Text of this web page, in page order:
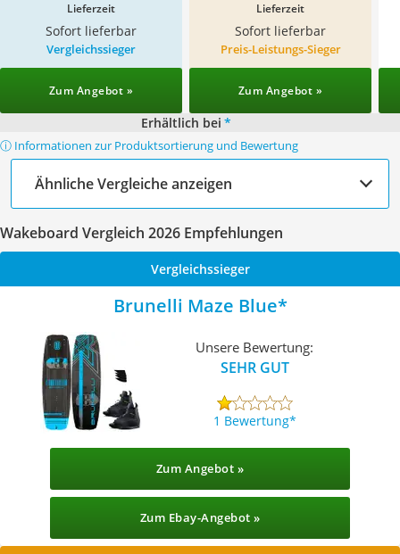
Lieferzeit
Sofort lieferbar
Lieferzeit
Sofort lieferbar
Vergleichssieger
Zum Angebot »
Preis-Leistungs-Sieger
Zum Angebot »
Erhältlich bei *
ⓘ Informationen zur Produktsortierung und Bewertung
Ähnliche Vergleiche anzeigen
Wakeboard Vergleich 2026 Empfehlungen
Vergleichssieger
Brunelli Maze Blue
Unsere Bewertung:
SEHR GUT
1 Bewertung
Zum Angebot »
Zum Ebay-Angebot »